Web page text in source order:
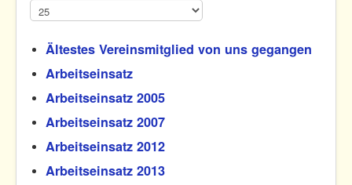
Fliegen
Nachwuchs
Verein
Anzeige #
Ältestes Vereinsmitglied von uns gegangen
Arbeitseinsatz
Arbeitseinsatz 2005
Arbeitseinsatz 2007
Arbeitseinsatz 2012
Arbeitseinsatz 2013